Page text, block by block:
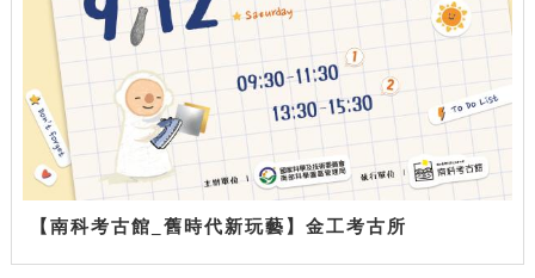
【南科考古館_舊時代新玩藝】金工考古所